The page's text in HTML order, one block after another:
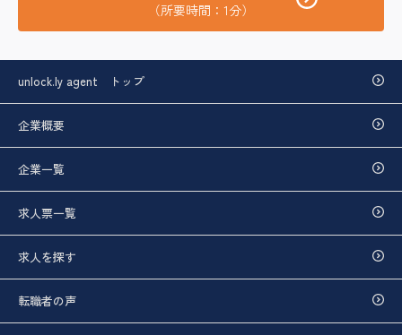
（所要時間：1分）
unlock.ly agent トップ
企業概要
企業一覧
求人票一覧
求人を探す
転職者の声